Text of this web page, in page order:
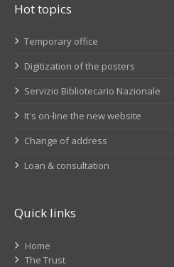
Hot topics
Temporary office
Digitization of the posters
Servizio Bibliotecario Nazionale
It's on-line the new website
Change of address
Loan & consultation
Quick links
Home
The Trust